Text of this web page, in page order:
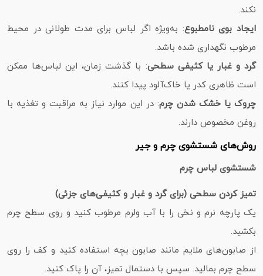
نکند.
ایجاد بوی نامطبوع: به‌ویژه اگر لباس برای مدت طولانی در محیط
مرطوب نگهداری شده باشد.
گرد و غبار یا کثیفی سطحی: با گذشت زمان، این لباس‌ها ممکن
است ظاهری کدر یا خاک‌آلود پیدا کنند.
چروک یا خشک شدن چرم: در این موارد نیاز به مراقبت و تغذیه با
روغن مخصوص دارند.
روش‌های شستشوی چرم و جیر
شستشوی لباس چرم
تمیز کردن سطحی (برای گرد و غبار و کثیفی‌های جزئی)
یک پارچه نرم و نخی را با آب ولرم مرطوب کنید و روی سطح چرم
بکشید.
از صابون‌های ملایم مانند صابون بچه استفاده کنید و کف را روی
سطح چرم بمالید. سپس با دستمال تمیز، آن را پاک کنید.